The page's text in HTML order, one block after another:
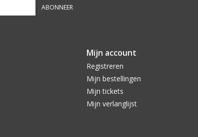
ABONNEER
Mijn account
Registreren
Mijn bestellingen
Mijn tickets
Mijn verlanglijst